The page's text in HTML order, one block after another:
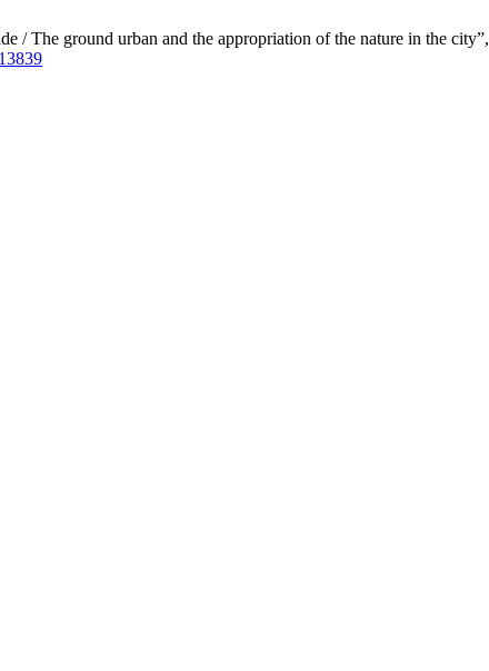
/ The ground urban and the appropriation of the nature in the city”,